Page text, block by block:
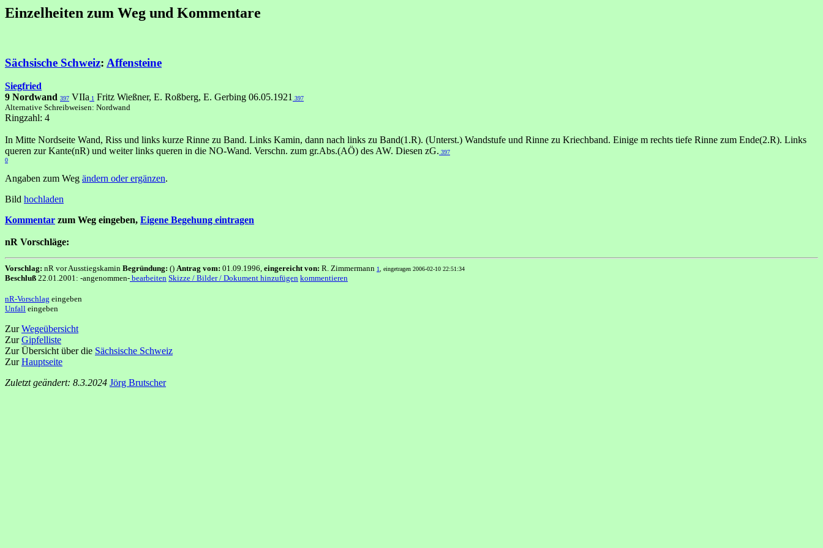
Einzelheiten zum Weg und Kommentare
Sächsische Schweiz: Affensteine
Siegfried
9 Nordwand 397 VIIa 1 Fritz Wießner, E. Roßberg, E. Gerbing 06.05.1921 397
Alternative Schreibweisen: Nordwand
Ringzahl: 4
In Mitte Nordseite Wand, Riss und links kurze Rinne zu Band. Links Kamin, dann nach links zu Band(1.R). (Unterst.) Wandstufe und Rinne zu Kriechband. Einige m rechts tiefe Rinne zum Ende(2.R). Links
queren zur Kante(nR) und weiter links queren in die NO-Wand. Verschn. zum gr.Abs.(AÖ) des AW. Diesen zG. 397
0
Angaben zum Weg ändern oder ergänzen.
Bild hochladen
Kommentar zum Weg eingeben, Eigene Begehung eintragen
nR Vorschläge:
Vorschlag: nR vor Ausstiegskamin Begründung: () Antrag vom: 01.09.1996, eingereicht von: R. Zimmermann 1, eingetragen 2006-02-10 22:51:34
Beschluß 22.01.2001: -angenommen- bearbeiten Skizze / Bilder / Dokument hinzufügen kommentieren
nR-Vorschlag eingeben
Unfall eingeben
ZurWegeübersicht
ZurGipfelliste
Zur Übersicht über die Sächsische Schweiz
ZurHauptseite
Zuletzt geändert: 8.3.2024 Jörg Brutscher